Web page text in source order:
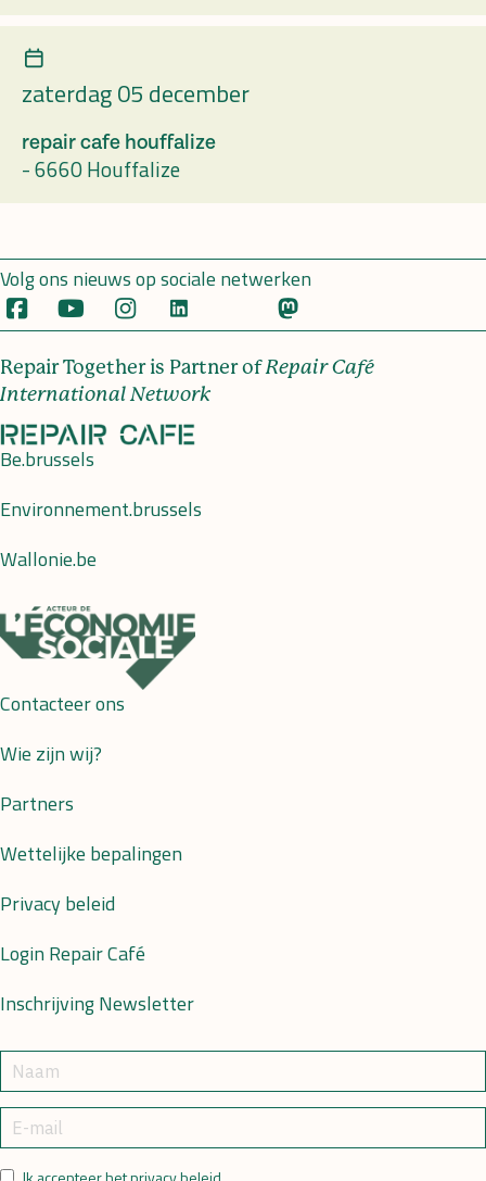
zaterdag 05 december
repair cafe houffalize
-6660 Houffalize
Volg ons nieuws op sociale netwerken
Repair Together is Partner ofRepair Café
International Network
Be.brussels
Environnement.brussels
Wallonie.be
Contacteer ons
Wie zijn wij?
Partners
Wettelijke bepalingen
Privacy beleid
Login Repair Café
Inschrijving Newsletter